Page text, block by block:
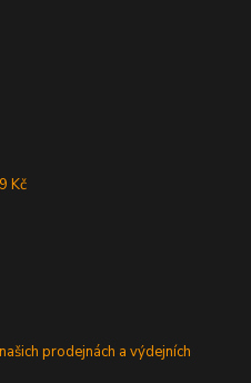
Kč
prodejnách a výdejních